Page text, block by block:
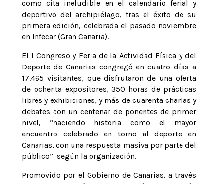
como cita ineludible en el calendario ferial y
deportivo del archipiélago, tras el éxito de su
primera edición, celebrada el pasado noviembre
en Infecar (Gran Canaria).
El I Congreso y Feria de la Actividad Física y del
Deporte de Canarias congregó en cuatro días a
17.465 visitantes, que disfrutaron de una oferta
de ochenta expositores, 350 horas de prácticas
libres y exhibiciones, y más de cuarenta charlas y
debates con un centenar de ponentes de primer
nivel, “haciendo historia como el mayor
encuentro celebrado en torno al deporte en
Canarias, con una respuesta masiva por parte del
público”, según la organización.
Promovido por el Gobierno de Canarias, a través